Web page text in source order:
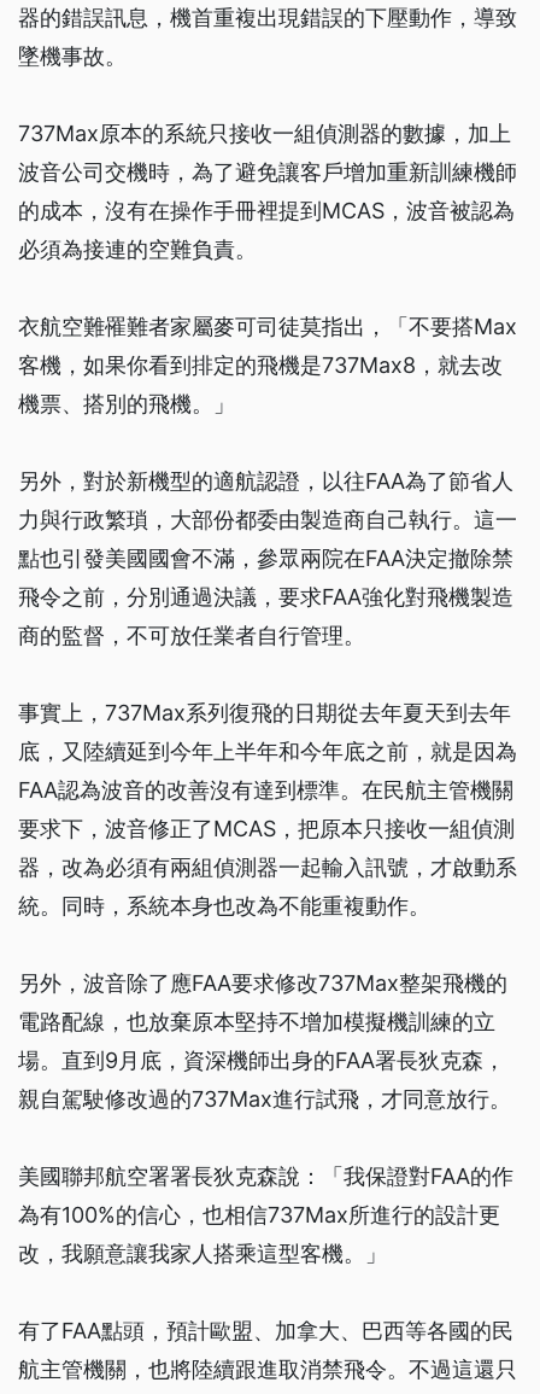
器的錯誤訊息，機首重複出現錯誤的下壓動作，導致
墜機事故。
737Max原本的系統只接收一組偵測器的數據，加上
波音公司交機時，為了避免讓客戶增加重新訓練機師
的成本，沒有在操作手冊裡提到MCAS，波音被認為
必須為接連的空難負責。
衣航空難罹難者家屬麥可司徒莫指出，「不要搭Max
客機，如果你看到排定的飛機是737Max8，就去改
機票、搭別的飛機。」
另外，對於新機型的適航認證，以往FAA為了節省人
力與行政繁瑣，大部份都委由製造商自己執行。這一
點也引發美國國會不滿，參眾兩院在FAA決定撤除禁
飛令之前，分別通過決議，要求FAA強化對飛機製造
商的監督，不可放任業者自行管理。
事實上，737Max系列復飛的日期從去年夏天到去年
底，又陸續延到今年上半年和今年底之前，就是因為
FAA認為波音的改善沒有達到標準。在民航主管機關
要求下，波音修正了MCAS，把原本只接收一組偵測
器，改為必須有兩組偵測器一起輸入訊號，才啟動系
統。同時，系統本身也改為不能重複動作。
另外，波音除了應FAA要求修改737Max整架飛機的
電路配線，也放棄原本堅持不增加模擬機訓練的立
場。直到9月底，資深機師出身的FAA署長狄克森，
親自駕駛修改過的737Max進行試飛，才同意放行。
美國聯邦航空署署長狄克森說：「我保證對FAA的作
為有100%的信心，也相信737Max所進行的設計更
改，我願意讓我家人搭乘這型客機。」
有了FAA點頭，預計歐盟、加拿大、巴西等各國的民
航主管機關，也將陸續跟進取消禁飛令。不過這還只